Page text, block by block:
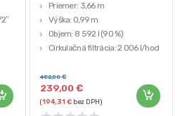
Priemer: 3,66 m
Výška: 0,99 m
Objem: 8 592 l (90 %)
Cirkulačná filtrácia: 2 006 l/hod
239,00€
482,00€
(194,31 €bez DPH)